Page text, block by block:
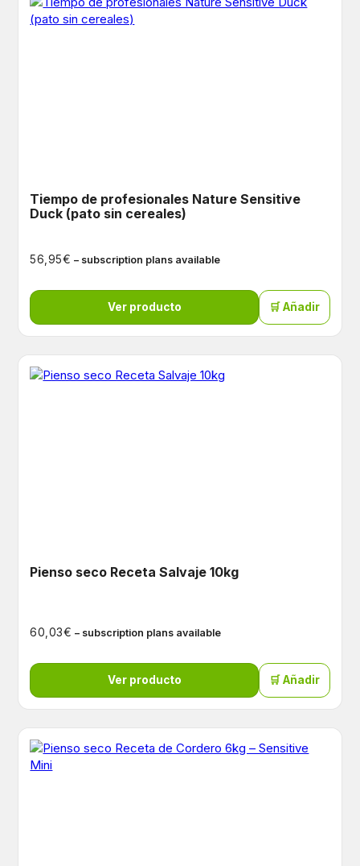
Tiempo de profesionales Nature Sensitive
Duck (pato sin cereales)
56,95€ – subscription plans available
Ver producto 🛒 Añadir
Pienso seco Receta Salvaje 10kg
60,03€ – subscription plans available
Ver producto 🛒 Añadir